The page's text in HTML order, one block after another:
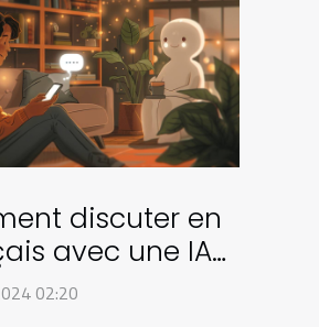
discuter en
avec une IA
création de
02:20